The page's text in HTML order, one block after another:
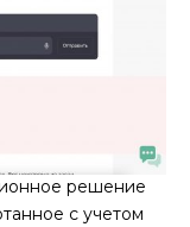
решение
с учетом